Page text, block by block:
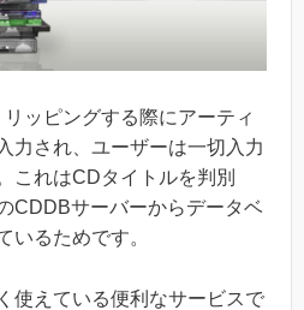
ッピングする際にアーティ
力され、ユーザーは一切入力
これはCDタイトルを判別
CDDBサーバーからデータベ
いるためです。
使えている便利なサービスで